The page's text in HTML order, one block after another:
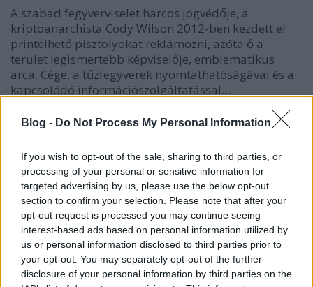
Blog - Do Not Process My Personal Information
If you wish to opt-out of the sale, sharing to third parties, or
processing of your personal or sensitive information for
targeted advertising by us, please use the below opt-out
section to confirm your selection. Please note that after your
opt-out request is processed you may continue seeing
interest-based ads based on personal information utilized by
us or personal information disclosed to third parties prior to
your opt-out. You may separately opt-out of the further
disclosure of your personal information by third parties on the
A szabad fegyverviselet harcos jogvédője, a
kriptoanarchista Cody Wilson 2012-ben kezdett el
printelhető pisztolyokat reklámozni, azóta ő a
terület legismertebb képviselője, emblematikus
arca. Cége, a tűzfegyverek nyomtathatóságával és a
kapcsolódó információszolgáltatással…